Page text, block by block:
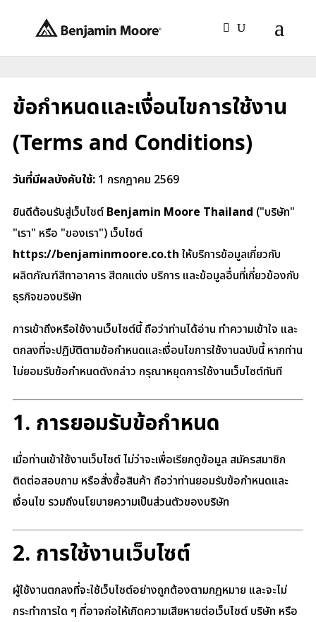
ข้อกำหนดและเงื่อนไขการใช้งาน
(Terms and Conditions)
วันที่มีผลบังคับใช้: 1 กรกฎาคม 2569
ยินดีต้อนรับสู่เว็บไซต์ Benjamin Moore Thailand ("บริษัท"
"เรา" หรือ "ของเรา") เว็บไซต์
https://benjaminmoore.co.th ให้บริการข้อมูลเกี่ยวกับ
ผลิตภัณฑ์สีทาอาคาร สีตกแต่ง บริการ และข้อมูลอื่นที่เกี่ยวข้องกับ
ธุรกิจของบริษัท
การเข้าถึงหรือใช้งานเว็บไซต์นี้ ถือว่าท่านได้อ่าน ทำความเข้าใจ และ
ตกลงที่จะปฏิบัติตามข้อกำหนดและเงื่อนไขการใช้งานฉบับนี้ หากท่าน
ไม่ยอมรับข้อกำหนดดังกล่าว กรุณาหยุดการใช้งานเว็บไซต์ทันที
1. การยอมรับข้อกำหนด
เมื่อท่านเข้าใช้งานเว็บไซต์ ไม่ว่าจะเพื่อเรียกดูข้อมูล สมัครสมาชิก
ติดต่อสอบถาม หรือสั่งซื้อสินค้า ถือว่าท่านยอมรับข้อกำหนดและ
เงื่อนไข รวมถึงนโยบายความเป็นส่วนตัวของบริษัท
2. การใช้งานเว็บไซต์
ผู้ใช้งานตกลงที่จะใช้เว็บไซต์อย่างถูกต้องตามกฎหมาย และจะไม่
กระทำการใด ๆ ที่อาจก่อให้เกิดความเสียหายต่อเว็บไซต์ บริษัท หรือ